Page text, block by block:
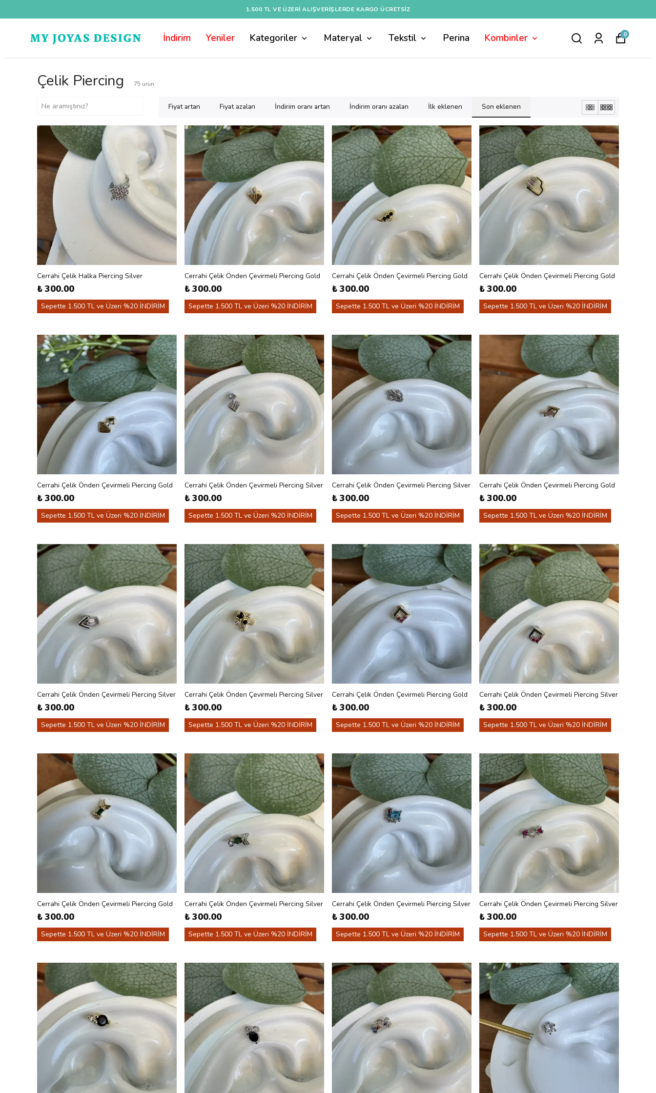
1.500 TL VE ÜZERI ALIŞVERIŞLERDE KARGO ÜCRETSİZ
İndirim Yeniler Kategoriler Materyal Tekstil Perina Kombinler 0
Çelik Piercing 75 ürün
Fiyat artan Fiyat azalan İndirim oranı artan İndirim oranı azalan İlk eklenen Son eklenen
Cerrahi Çelik Halka Piercing Silver
₺ 300.00
Sepette 1.500 TL ve Üzeri %20 İNDİRİM
Cerrahi Çelik Önden Çevirmeli Piercing Gold
₺ 300.00
Sepette 1.500 TL ve Üzeri %20 İNDİRİM
Cerrahi Çelik Önden Çevirmeli Piercing Gold
₺ 300.00
Sepette 1.500 TL ve Üzeri %20 İNDİRİM
Cerrahi Çelik Önden Çevirmeli Piercing Gold
₺ 300.00
Sepette 1.500 TL ve Üzeri %20 İNDİRİM
Cerrahi Çelik Önden Çevirmeli Piercing Gold
₺ 300.00
Sepette 1.500 TL ve Üzeri %20 İNDİRİM
Cerrahi Çelik Önden Çevirmeli Piercing Silver
₺ 300.00
Sepette 1.500 TL ve Üzeri %20 İNDİRİM
Cerrahi Çelik Önden Çevirmeli Piercing Silver
₺ 300.00
Sepette 1.500 TL ve Üzeri %20 İNDİRİM
Cerrahi Çelik Önden Çevirmeli Piercing Gold
₺ 300.00
Sepette 1.500 TL ve Üzeri %20 İNDİRİM
Cerrahi Çelik Önden Çevirmeli Piercing Silver
₺ 300.00
Sepette 1.500 TL ve Üzeri %20 İNDİRİM
Cerrahi Çelik Önden Çevirmeli Piercing Silver
₺ 300.00
Sepette 1.500 TL ve Üzeri %20 İNDİRİM
Cerrahi Çelik Önden Çevirmeli Piercing Gold
₺ 300.00
Sepette 1.500 TL ve Üzeri %20 İNDİRİM
Cerrahi Çelik Önden Çevirmeli Piercing Silver
₺ 300.00
Sepette 1.500 TL ve Üzeri %20 İNDİRİM
Cerrahi Çelik Önden Çevirmeli Piercing Gold
₺ 300.00
Sepette 1.500 TL ve Üzeri %20 İNDİRİM
Cerrahi Çelik Önden Çevirmeli Piercing Silver
₺ 300.00
Sepette 1.500 TL ve Üzeri %20 İNDİRİM
Cerrahi Çelik Önden Çevirmeli Piercing Silver
₺ 300.00
Sepette 1.500 TL ve Üzeri %20 İNDİRİM
Cerrahi Çelik Önden Çevirmeli Piercing Silver
₺ 300.00
Sepette 1.500 TL ve Üzeri %20 İNDİRİM